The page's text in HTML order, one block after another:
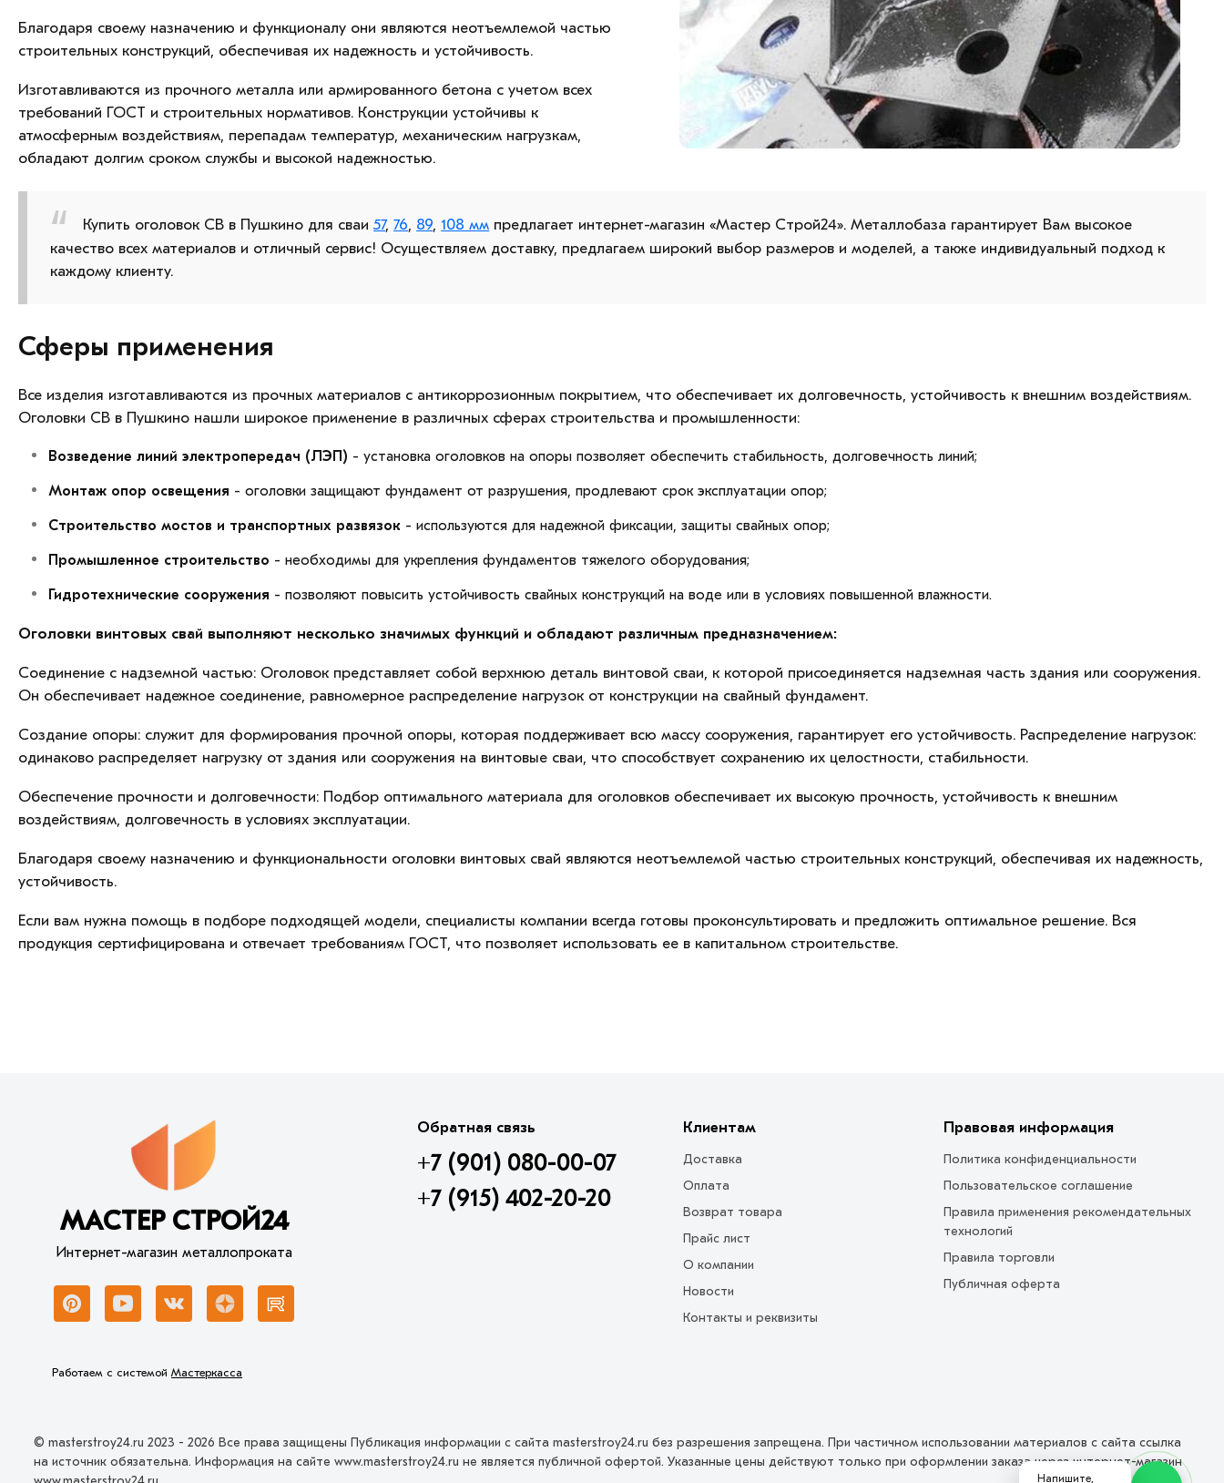
Благодаря своему назначению и функционалу они являются неотъемлемой частью
строительных конструкций, обеспечивая их надежность и устойчивость.
Изготавливаются из прочного металла или армированного бетона с учетом всех
требований ГОСТ и строительных нормативов. Конструкции устойчивы к
атмосферным воздействиям, перепадам температур, механическим нагрузкам,
обладают долгим сроком службы и высокой надежностью.
Купить оголовок СВ в Пушкино для сваи57,76 89 108 мм предлагает интернет-магазин «Мастер Строй24». Металлобаза гарантирует Вам высокое
качество всех материалов и отличный сервис! Осуществляем доставку, предлагаем широкий выбор размеров и моделей, а также индивидуальный подход к
каждому клиенту.
Сферы применения
Все изделия изготавливаются из прочных материалов с антикоррозионным покрытием, что обеспечивает их долговечность, устойчивость к внешним воздействиям.
Оголовки СВ в Пушкино нашли широкое применение в различных сферах строительства и промышленности:
Возведение линий электропередач (ЛЭП) - установка оголовков на опоры позволяет обеспечить стабильность, долговечность линий;
Монтаж опор освещения - оголовки защищают фундамент от разрушения, продлевают срок эксплуатации опор;
Строительство мостов и транспортных развязок - используются для надежной фиксации, защиты свайных опор;
Промышленное строительство - необходимы для укрепления фундаментов тяжелого оборудования;
Гидротехнические сооружения - позволяют повысить устойчивость свайных конструкций на воде или в условиях повышенной влажности.
Оголовки винтовых свай выполняют несколько значимых функций и обладают различным предназначением:
Соединение с надземной частью: Оголовок представляет собой верхнюю деталь винтовой сваи, к которой присоединяется надземная часть здания или сооружения.
Он обеспечивает надежное соединение, равномерное распределение нагрузок от конструкции на свайный фундамент.
Создание опоры: служит для формирования прочной опоры, которая поддерживает всю массу сооружения, гарантирует его устойчивость. Распределение нагрузок:
одинаково распределяет нагрузку от здания или сооружения на винтовые сваи, что способствует сохранению их целостности, стабильности.
Обеспечение прочности и долговечности: Подбор оптимального материала для оголовков обеспечивает их высокую прочность, устойчивость к внешним
воздействиям, долговечность в условиях эксплуатации.
Благодаря своему назначению и функциональности оголовки винтовых свай являются неотъемлемой частью строительных конструкций, обеспечивая их надежность,
устойчивость.
Если вам нужна помощь в подборе подходящей модели, специалисты компании всегда готовы проконсультировать и предложить оптимальное решение. Вся
продукция сертифицирована и отвечает требованиям ГОСТ, что позволяет использовать ее в капитальном строительстве.
МАСТЕР СТРОЙ24
Интернет-магазин металлопроката
Обратная связь
+7 (901) 080-00-07
+7 (915) 402-20-20
Клиентам
Доставка
Оплата
Возврат товара
Прайс лист
О компании
Новости
Контакты и реквизиты
Правовая информация
Политика конфиденциальности
Пользовательское соглашение
Правила применения рекомендательных
технологий
Правила торговли
Публичная оферта
Работаем с системой Мастеркасса
© masterstroy24.ru 2023 - 2026 Все права защищены Публикация информации с сайта masterstroy24.ru без разрешения запрещена. При частичном использовании материалов с сайта ссылка
на источник обязательна. Информация на сайте www.masterstroy24.ru не является публичной офертой. Указанные цены действуют только при оформлении заказа через интернет-магазин
Напишите,